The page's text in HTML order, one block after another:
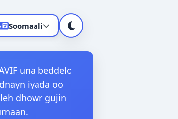
Soomaali
una beddelo
iyada oo
dhowr gujin